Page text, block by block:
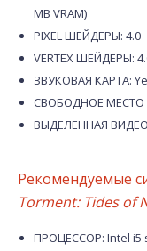
MB VRAM)
PIXEL ШЕЙДЕРЫ: 4.0
VERTEX ШЕЙДЕРЫ:
ЗВУКОВАЯ КАРТА:
СВОБОДНОЕ МЕСТО
ВЫДЕЛЕННАЯ
Рекомендуемые
Torment: Tides of
ПРОЦЕССОР: Intel i5